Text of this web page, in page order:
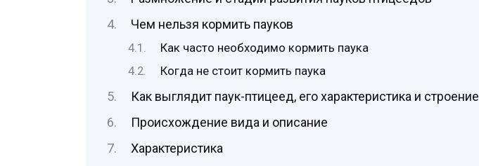
Чем нельзя кормить пауков
Как часто необходимо кормить паука
Когда не стоит кормить паука
Как выглядит паук-птицеед, его характеристика и строение
Происхождение вида и описание
Характеристика